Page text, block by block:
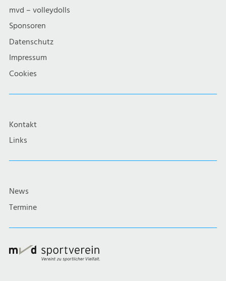
mvd – volleydolls
Sponsoren
Datenschutz
Impressum
Cookies
Kontakt
Links
News
Termine